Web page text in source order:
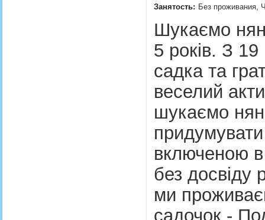
Занятость: Без проживания,
Шукаємо
5 років. З
садка та
веселий
шукаємо
придумувати
включеною
без досвіду
ми
садочок -